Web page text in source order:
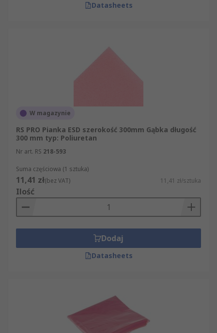
Datasheets
W magazynie
RS PRO Pianka ESD szerokość 300mm Gąbka długość
300 mm typ: Poliuretan
Nr art. RS 218-593
Suma częściowa (1 sztuka)
11,41 zł(bez VAT) 11,41 zł/sztuka
Ilość
Dodaj
Datasheets